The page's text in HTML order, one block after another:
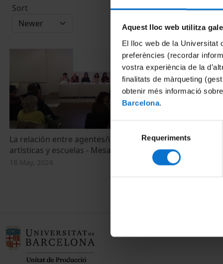
Aquest lloc web utilitza
El lloc web de la Universitat
preferències (recordar
vostra experiència de la
finalitats de màrqueting
obtenir més informació
Barcelona.
consentiment
Requeriments
Sort
La relación entre agentes/instituciones
artísticas y escuelas - Mesa redonda
18 May, 2024
ART 30:
Owen, un
internacional